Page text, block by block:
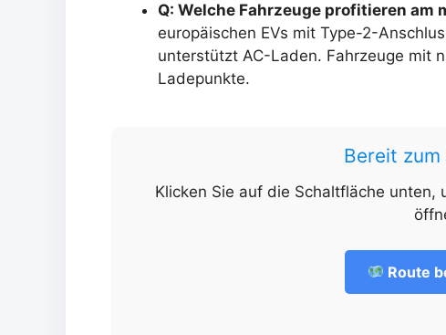
Q: Welche Fahrzeuge profitieren am
europäischen EVs mit Type-2-
unterstützt AC-Laden. Fahrzeuge mit
Ladepunkte.
Bereit
Klicken Sie auf die Schaltfläche unten,
Route